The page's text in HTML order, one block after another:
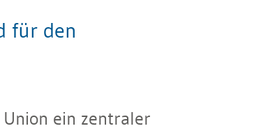
für den
ein zentraler